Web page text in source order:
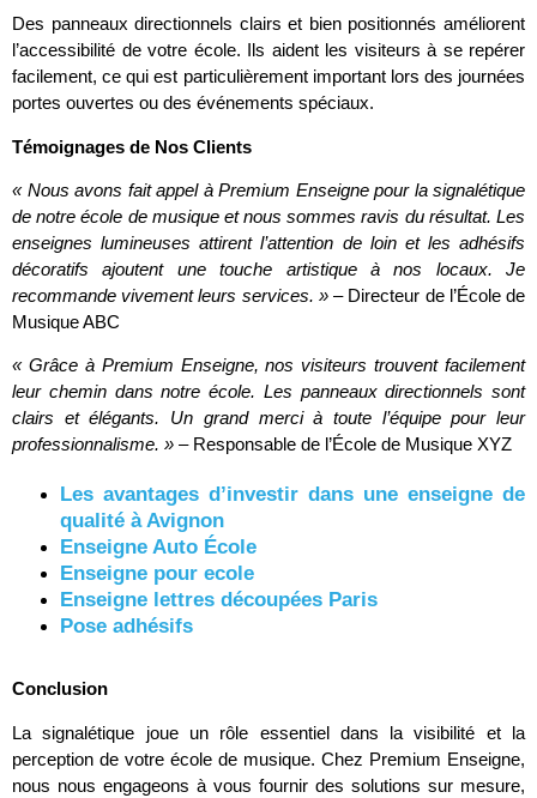
Des panneaux directionnels clairs et bien positionnés améliorent
l’accessibilité de votre école. Ils aident les visiteurs à se repérer
facilement, ce qui est particulièrement important lors des journées
portes ouvertes ou des événements spéciaux.
Témoignages de Nos Clients
« Nous avons fait appel à Premium Enseigne pour la signalétique
de notre école de musique et nous sommes ravis du résultat. Les
enseignes lumineuses attirent l’attention de loin et les adhésifs
décoratifs ajoutent une touche artistique à nos locaux. Je
recommande vivement leurs services. »– Directeur de l’École de
Musique ABC
« Grâce à Premium Enseigne, nos visiteurs trouvent facilement
leur chemin dans notre école. Les panneaux directionnels sont
clairs et élégants. Un grand merci à toute l’équipe pour leur
professionnalisme. » – Responsable de l’École de Musique XYZ
Les avantages d’investir dans une enseigne de
qualité à Avignon
Enseigne Auto École
Enseigne pour ecole
Enseigne lettres découpées Paris
Pose adhésifs
Conclusion
La signalétique joue un rôle essentiel dans la visibilité et la
perception de votre école de musique. Chez Premium Enseigne,
nous nous engageons à vous fournir des solutions sur mesure,